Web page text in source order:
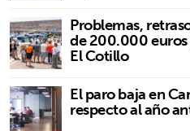
Problemas,
de 200.000 euros
El Cotillo
El paro baja en
respecto al año